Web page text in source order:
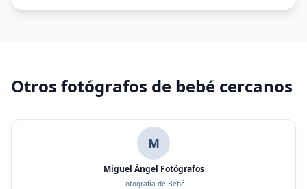
Otros fotógrafos de bebé cercanos
M
Miguel Ángel Fotógrafos
Fotografía de Bebé